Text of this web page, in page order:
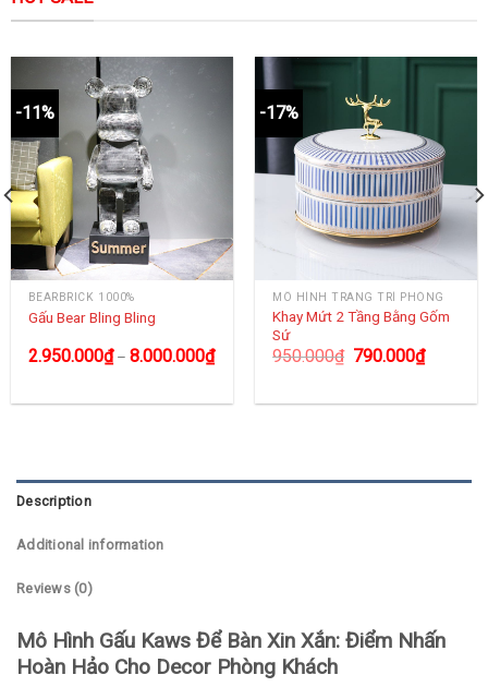
-11%
BEARBRICK 1000%
Gấu Bear Bling Bling
2.950.000₫– 8.000.000₫
-17%
MÔ HÌNH TRANG TRÍ PHÒNG
Khay Mứt 2 Tầng Bằng Gốm
Sứ
950.000₫ 790.000₫
Description
Additional information
Reviews (0)
Mô Hình Gấu Kaws Để Bàn Xin Xắn: Điểm Nhấn
Hoàn Hảo Cho Decor Phòng Khách